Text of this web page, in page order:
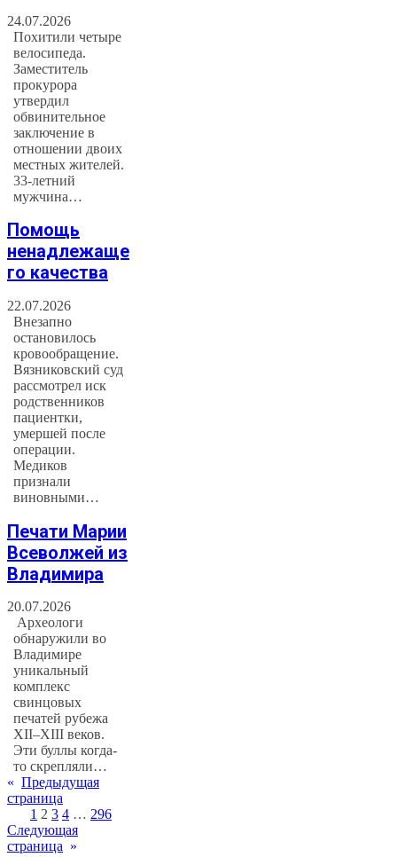
24.07.2026
Похитили четыре
велосипеда.
Заместитель
прокурора
утвердил
обвинительное
заключение в
отношении двоих
местных жителей.
33-летний
мужчина…
Помощь
ненадлежаще
го качества
22.07.2026
Внезапно
остановилось
кровообращение.
Вязниковский суд
рассмотрел иск
родственников
пациентки,
умершей после
операции.
Медиков
признали
виновными…
Печати Марии
Всеволжей из
Владимира
20.07.2026
Археологи
обнаружили во
Владимире
уникальный
комплекс
свинцовых
печатей рубежа
XII–XIII веков.
Эти буллы когда-
то скрепляли…
« Предыдущая
страница
1 2 3 4 … 296
Следующая
страница »